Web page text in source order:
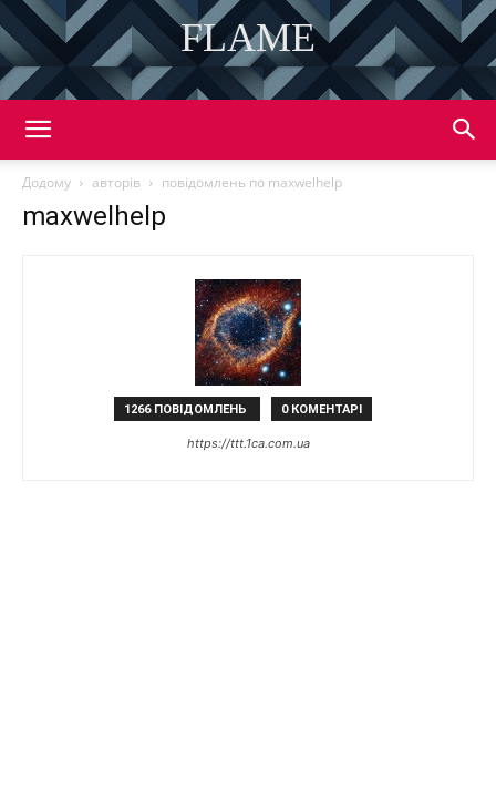
FLAME
DISCOVER THE ART OF PUBLISHING
Додому авторів повідомлень по maxwelhelp
maxwelhelp
1266 ПОВІДОМЛЕНЬ 0 КОМЕНТАРІ
https://ttt.1ca.com.ua